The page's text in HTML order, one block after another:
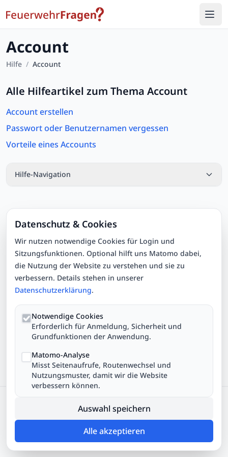
Account
Hilfe / Account
Alle Hilfeartikel zum Thema Account
Account erstellen
Passwort oder Benutzernamen vergessen
Vorteile eines Accounts
Hilfe-Navigation
Datenschutz · Cookie-Einstellungen
Dorian Krüger
Leistungsmannschaft Seeheim-Jugenheim
Datenschutz & Cookies
Wir nutzen notwendige Cookies für Login und
Sitzungsfunktionen. Optional hilft uns Matomo dabei,
die Nutzung der Website zu verstehen und sie zu
verbessern. Details stehen in unserer
Datenschutzerklärung.
Notwendige Cookies
Erforderlich für Anmeldung, Sicherheit und
Grundfunktionen der Anwendung.
Matomo-Analyse
Misst Seitenaufrufe, Routenwechsel und
Nutzungsmuster, damit wir die Website
verbessern können.
Auswahl speichern
Alle akzeptieren